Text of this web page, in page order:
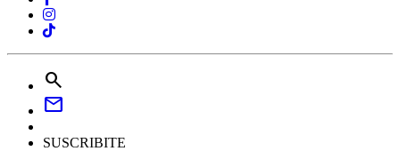
search
mail
SUSCRIBITE